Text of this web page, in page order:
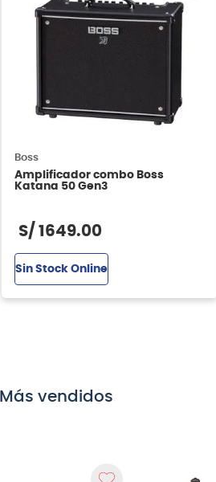
Boss
Amplificador combo Boss
Katana 50 Gen3
S/ 1649.00
Sin Stock Online
Más vendidos